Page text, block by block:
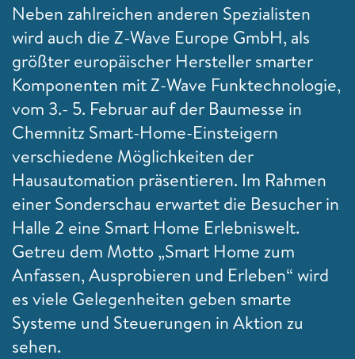
Neben zahlreichen anderen Spezialisten
wird auch die Z-Wave Europe GmbH, als
größter europäischer Hersteller smarter
Komponenten mit Z-Wave Funktechnologie,
vom 3.- 5. Februar auf der Baumesse in
Chemnitz Smart-Home-Einsteigern
verschiedene Möglichkeiten der
Hausautomation präsentieren. Im Rahmen
einer Sonderschau erwartet die Besucher in
Halle 2 eine Smart Home Erlebniswelt.
Getreu dem Motto „Smart Home zum
Anfassen, Ausprobieren und Erleben“ wird
es viele Gelegenheiten geben smarte
Systeme und Steuerungen in Aktion zu
sehen.